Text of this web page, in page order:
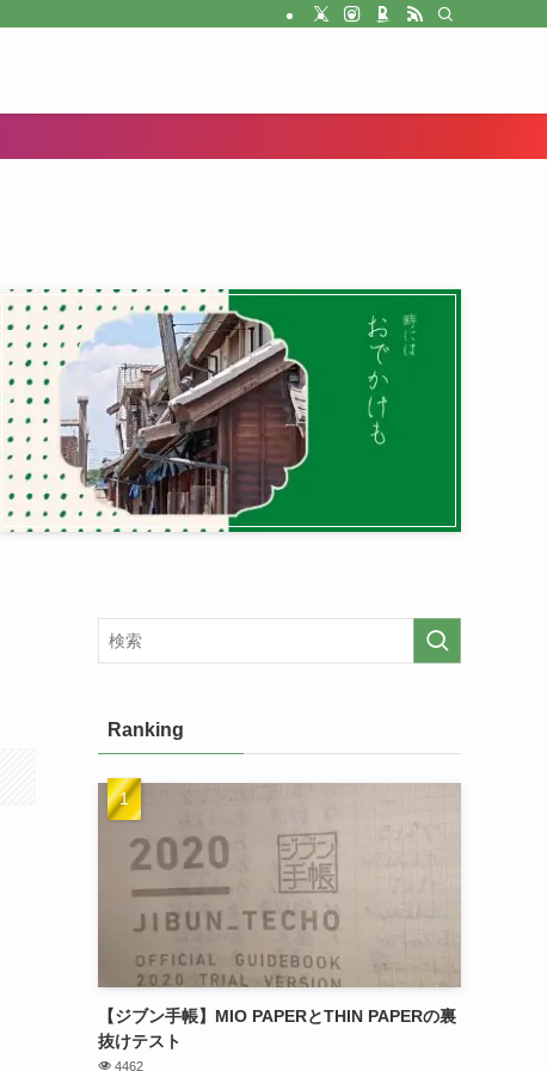
Ranking
【ジブン手帳】MIO PAPERとTHIN PAPERの裏
抜けテスト
4462